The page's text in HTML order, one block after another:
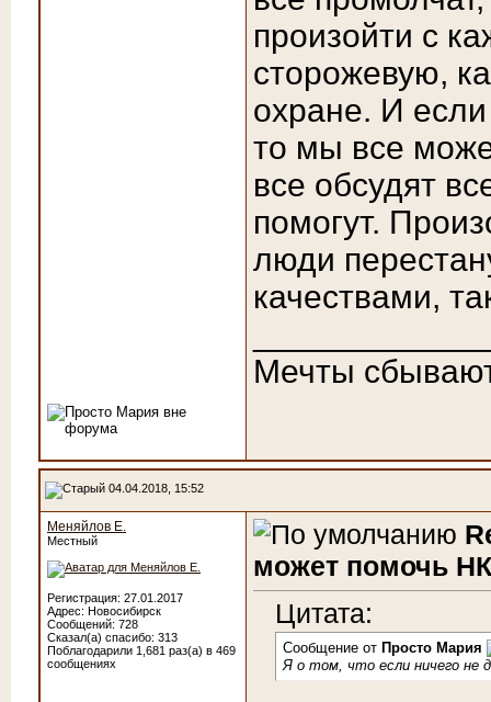
произойти с
сторожевую,
охране. И
то мы все
все обсудят
помогут.
люди
качествами,
Мечты
04.04.2018, 15:52
Меняйлов Е.
Местный
Регистрация: 27.01.2017
Адрес: Новосибирск
Сообщений: 728
Сказал(а) спасибо: 313
Поблагодарили 1,681 раз(а) в 469
сообщениях
может помочь
Цитата:
Сообщение от Просто Мария
Я о том, что если ничего не